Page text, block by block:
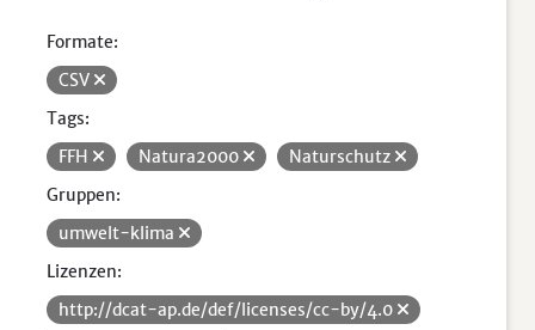
Formate:
CSV
Tags:
FFH
Natura2000
Naturschutz
Gruppen:
umwelt-klima
Lizenzen:
http://dcat-ap.de/def/licenses/cc-by/4.0